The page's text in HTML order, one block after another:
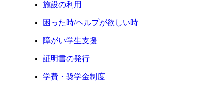
施設の利用
困った時/ヘルプが欲しい時
障がい学生支援
証明書の発行
学費・奨学金制度